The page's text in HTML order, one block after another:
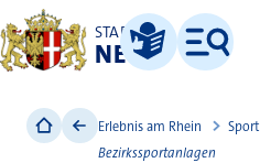
STADT
NEUSS
Leichte Sprache
Menü
Erlebnis am Rhein Sport
Bezirkssportanlagen